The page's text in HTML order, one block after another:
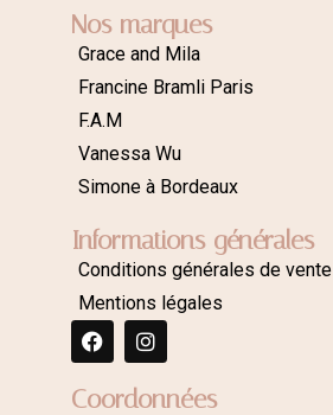
Nos marques
Grace and Mila
Francine Bramli Paris
F.A.M
Vanessa Wu
Simone à Bordeaux
Informations générales
Conditions générales de vente
Mentions légales
Coordonnées